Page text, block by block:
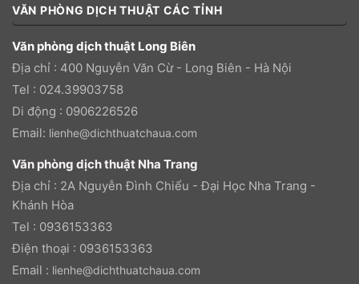
VĂN PHÒNG DỊCH THUẬT CÁC TỈNH
Văn phòng dịch thuật Long Biên
Địa chỉ : 400 Nguyễn Văn Cừ - Long Biên - Hà Nội
Tel : 024.39903758
Di động : 0906226526
Email: lienhe@dichthuatchaua.com
Văn phòng dịch thuật Nha Trang
Địa chỉ : 2A Nguyễn Đình Chiểu - Đại Học Nha Trang -
Khánh Hòa
Tel : 0936153363
Điện thoại : 0936153363
Email : lienhe@dichthuatchaua.com